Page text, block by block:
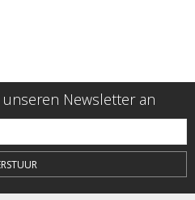
Newsletter an